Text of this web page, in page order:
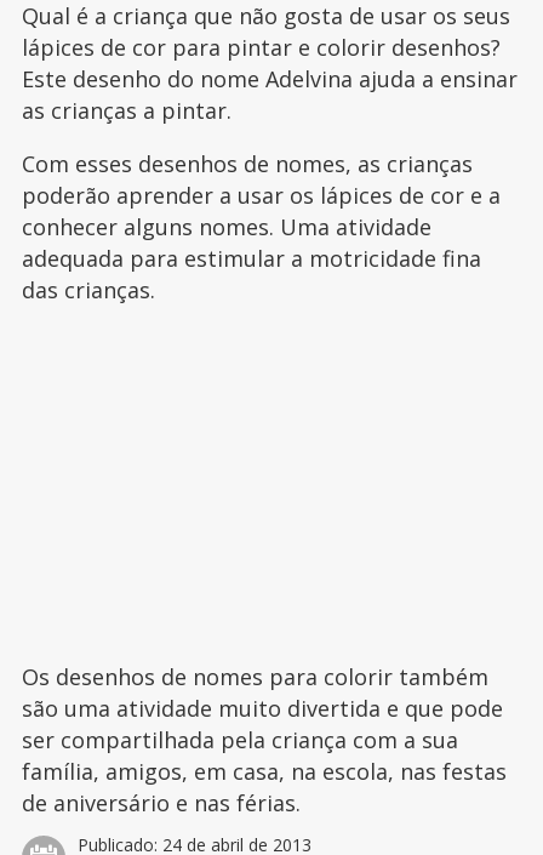
Qual é a criança que não gosta de usar os seus
lápices de cor para pintar e colorir desenhos?
Este desenho do nome Adelvina ajuda a ensinar
as crianças a pintar.
Com esses desenhos de nomes, as crianças
poderão aprender a usar os lápices de cor e a
conhecer alguns nomes. Uma atividade
adequada para estimular a motricidade fina
das crianças.
Os desenhos de nomes para colorir também
são uma atividade muito divertida e que pode
ser compartilhada pela criança com a sua
família, amigos, em casa, na escola, nas festas
de aniversário e nas férias.
Publicado: 24 de abril de 2013